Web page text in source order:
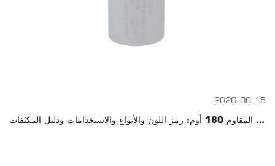
2026-06-15
المقاوم 180 أوم: رمز اللون والأنواع والاستخدامات ودليل المكثفات CBB60